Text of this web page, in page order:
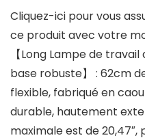
Cliquez-ici pour vous
ce produit avec votre
【Long Lampe de
base robuste】 : 62cm
flexible, fabriqué en
durable, hautement
maximale est de 20,47″,